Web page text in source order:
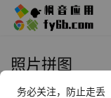
照片拼图
务必关注，防止走丢